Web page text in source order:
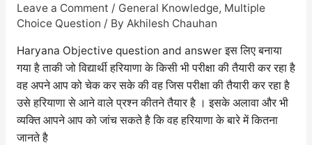
Leave a Comment / General Knowledge, Multiple
Choice Question / By Akhilesh Chauhan
Haryana Objective question and answer इस लिए बनाया
गया है ताकी जो विद्यार्थी हरियाणा के किसी भी परीक्षा की तैयारी कर रहा है
वह अपने आप को चेक कर सके की वह जिस परीक्षा की तैयारी कर रहा है
उसे हरियाणा से आने वाले प्रश्न कीतने तैयार है । इसके अलावा और भी
व्यक्ति आपने आप को जांच सकते है कि वह हरियाणा के बारे में कितना
जानते है